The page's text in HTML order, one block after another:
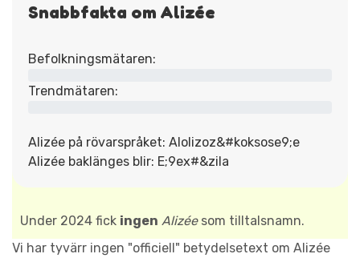
Snabbfakta om Alizée
Befolkningsmätaren:
Trendmätaren:
Alizée på rövarspråket: Alolizoz&#koksose9;e
Alizée baklänges blir: E;9ex#&zila
Under 2024 fick ingen Alizéesom tilltalsnamn.
Vi har tyvärr ingen "officiell" betydelsetext om Alizée